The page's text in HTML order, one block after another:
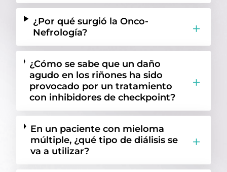
¿Por qué surgió la Onco-
Nefrología?
¿Cómo se sabe que un daño
agudo en los riñones ha sido
provocado por un tratamiento
con inhibidores de checkpoint?
En un paciente con mieloma
múltiple, ¿qué tipo de diálisis se
va a utilizar?